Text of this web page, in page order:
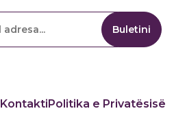
KontaktiPolitika e Privatësisë